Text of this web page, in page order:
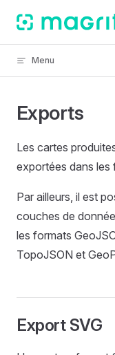
Skip to content
Menu
Exports
Les cartes
exportées dans les
Par ailleurs, il est
couches de
les formats
TopoJSON et
Export SVG